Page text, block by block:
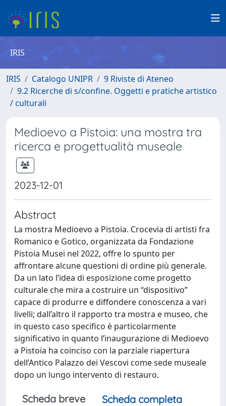
IRIS
IRIS Catalogo UNIPR
9 Riviste di Ateneo
9.2 Ricerche di s/confine. Oggetti e pratiche artistico
/ culturali
Medioevo a Pistoia: una mostra tra
ricerca e progettualità museale
2023-12-01
Abstract
La mostra Medioevo a Pistoia. Crocevia di artisti fra
Romanico e Gotico, organizzata da Fondazione
Pistoia Musei nel 2022, offre lo spunto per
affrontare alcune questioni di ordine più generale.
Da un lato l’idea di esposizione come progetto
culturale che mira a costruire un “dispositivo”
capace di produrre e diffondere conoscenza a vari
livelli; dall’altro il rapporto tra mostra e museo, che
in questo caso specifico è particolarmente
significativo in quanto l’inaugurazione di Medioevo
a Pistoia ha coinciso con la parziale riapertura
dell’Antico Palazzo dei Vescovi come sede museale
dopo un lungo intervento di restauro.
Scheda breve
Scheda completa